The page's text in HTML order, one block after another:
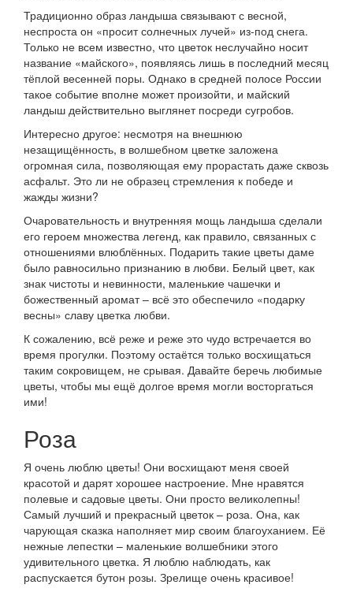
Традиционно образ ландыша связывают с весной,
неспроста он «просит солнечных лучей» из-под снега.
Только не всем известно, что цветок неслучайно носит
название «майского», появляясь лишь в последний месяц
тёплой весенней поры. Однако в средней полосе России
такое событие вполне может произойти, и майский
ландыш действительно выглянет посреди сугробов.
Интересно другое: несмотря на внешнюю
незащищённость, в волшебном цветке заложена
огромная сила, позволяющая ему прорастать даже сквозь
асфальт. Это ли не образец стремления к победе и
жажды жизни?
Очаровательность и внутренняя мощь ландыша сделали
его героем множества легенд, как правило, связанных с
отношениями влюблённых. Подарить такие цветы даме
было равносильно признанию в любви. Белый цвет, как
знак чистоты и невинности, маленькие чашечки и
божественный аромат – всё это обеспечило «подарку
весны» славу цветка любви.
К сожалению, всё реже и реже это чудо встречается во
время прогулки. Поэтому остаётся только восхищаться
таким сокровищем, не срывая. Давайте беречь любимые
цветы, чтобы мы ещё долгое время могли восторгаться
ими!
Роза
Я очень люблю цветы! Они восхищают меня своей
красотой и дарят хорошее настроение. Мне нравятся
полевые и садовые цветы. Они просто великолепны!
Самый лучший и прекрасный цветок – роза. Она, как
чарующая сказка наполняет мир своим благоуханием. Её
нежные лепестки – маленькие волшебники этого
удивительного цветка. Я люблю наблюдать, как
распускается бутон розы. Зрелище очень красивое!